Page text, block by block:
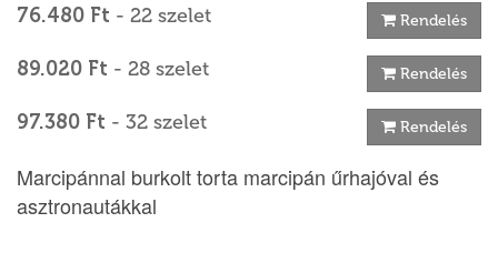
76.480 Ft - 22 szelet Rendelés
89.020 Ft - 28 szelet Rendelés
97.380 Ft - 32 szelet Rendelés
Marcipánnal burkolt torta marcipán űrhajóval és
asztronautákkal